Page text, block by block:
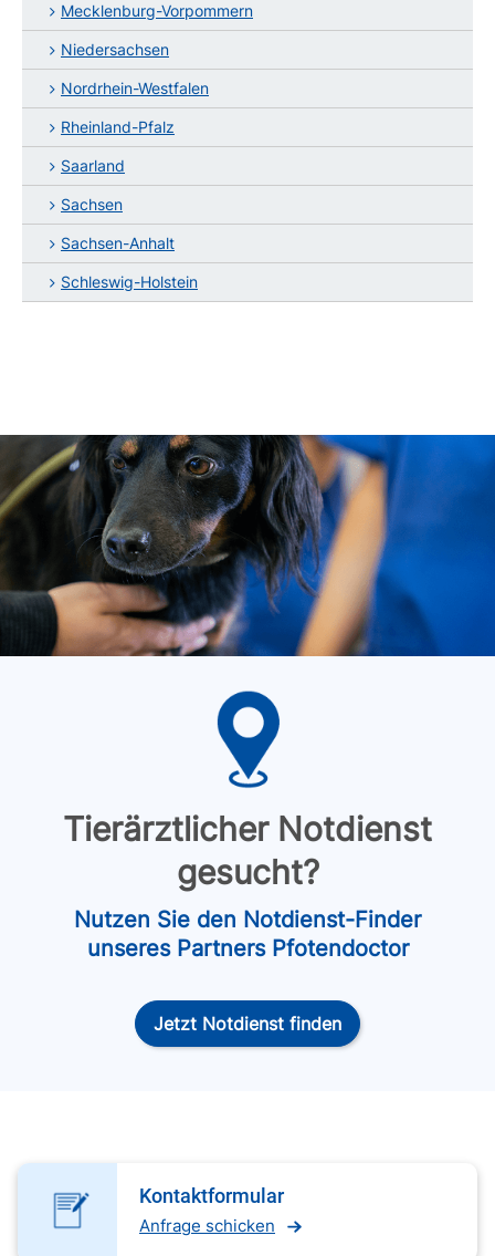
Mecklenburg-Vorpommern
Niedersachsen
Nordrhein-Westfalen
Rheinland-Pfalz
Saarland
Sachsen
Sachsen-Anhalt
Schleswig-Holstein
Tierärztlicher Notdienst
gesucht?
Nutzen Sie den Notdienst-Finder
unseres Partners Pfotendoctor
Jetzt Notdienst finden
Kontaktformular
Anfrage schicken